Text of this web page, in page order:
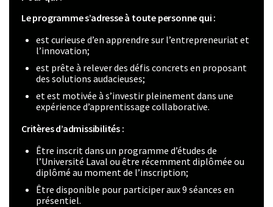
Le programme s’adresse à toute personne qui :
est curieuse d’en apprendre sur l’entrepreneuriat et
l’innovation;
est prête à relever des défis concrets en proposant
des solutions audacieuses;
et est motivée à s’investir pleinement dans une
expérience d’apprentissage collaborative.
Critères d’admissibilités :
Être inscrit dans un programme d’études de
l’Université Laval ou être récemment diplômée ou
diplômé au moment de l’inscription;
Être disponible pour participer aux 9 séances en
présentiel.